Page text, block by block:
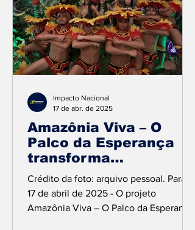
vivência cultural no Pará, onde vive
desde 1990. A cantora iniciou sua
experiência mu
Amazônia Viva – O
Palco da Esperança
transforma
comunidades por meio
da arte e da educação
ambiental
Crédito da foto: arquivo pessoal. Pará,
17 de abril de 2025 - O projeto
Amazônia Viva – O Palco da Esperança
Impacto Nacional
17 de abr. de 2025